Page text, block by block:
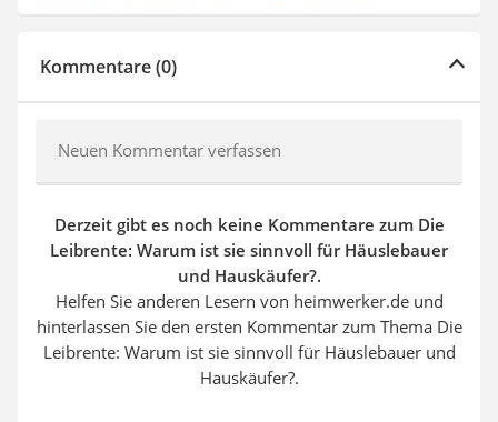
Kommentare (0)
Neuen Kommentar verfassen
Derzeit gibt es noch keine Kommentare zum Die
Leibrente: Warum ist sie sinnvoll für Häuslebauer
und Hauskäufer?.
Helfen Sie anderen Lesern von heimwerker.de und
hinterlassen Sie den ersten Kommentar zum Thema Die
Leibrente: Warum ist sie sinnvoll für Häuslebauer und
Hauskäufer?.